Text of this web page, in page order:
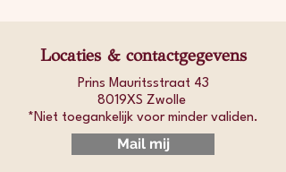
Locaties & contactgegevens
Prins Mauritsstraat 43
8019XS Zwolle
*Niet toegankelijk voor minder validen.​
Mail mij